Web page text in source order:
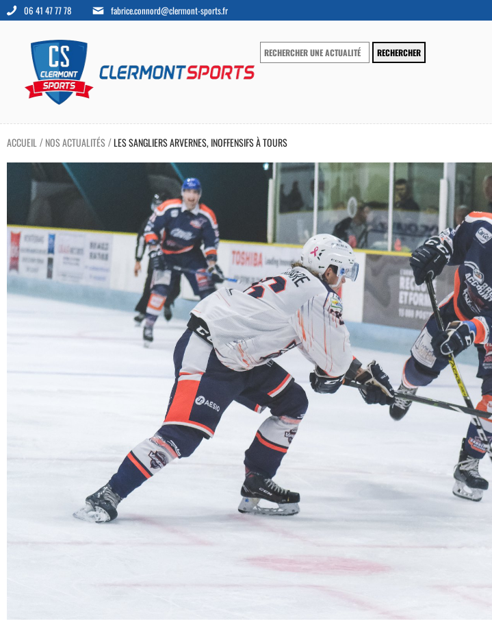
06 41 47 77 78 fabrice.connord@clermont-sports.fr
ACCUEIL / NOS ACTUALITÉS/LES SANGLIERS ARVERNES, INOFFENSIFS À TOURS